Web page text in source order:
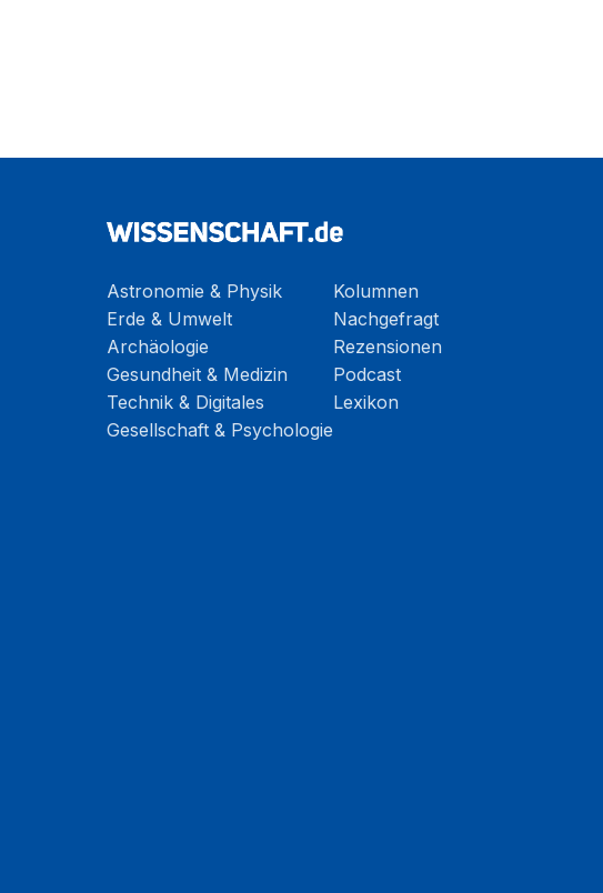
Astronomie & Physik
Erde & Umwelt
Archäologie
Gesundheit & Medizin
Technik & Digitales
Gesellschaft & Psychologie
Kolumnen
Nachgefragt
Rezensionen
Podcast
Lexikon